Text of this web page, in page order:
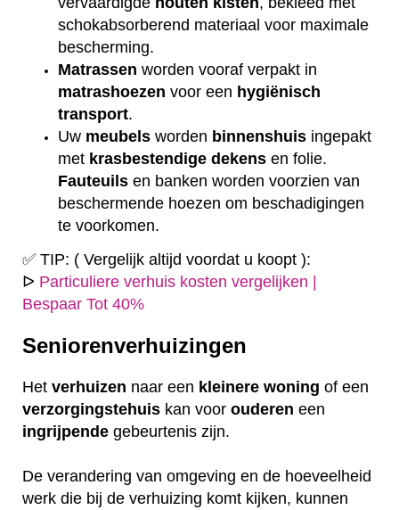
schokabsorberend materiaal voor maximale
bescherming.
Matrassen worden vooraf verpakt in
matrashoezen voor een hygiënisch
transport.
Uw meubels worden binnenshuis ingepakt
met krasbestendige dekens en folie.
Fauteuils en banken worden voorzien van
beschermende hoezen om beschadigingen
te voorkomen.
✅ TIP: ( Vergelijk altijd voordat u koopt ):
ᐅ Particuliere verhuis kosten vergelijken |
Bespaar Tot 40%
Seniorenverhuizingen
Het verhuizen naar een kleinere woning of een
verzorgingstehuis kan voor ouderen een
ingrijpende gebeurtenis zijn.
De verandering van omgeving en de hoeveelheid
werk die bij de verhuizing komt kijken, kunnen